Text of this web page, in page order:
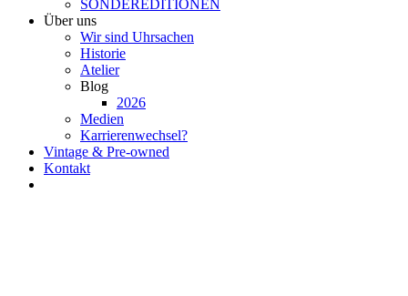
SONDEREDITIONEN
Über uns
Wir sind Uhrsachen
Historie
Atelier
Blog
2026
Medien
Karrierenwechsel?
Vintage & Pre-owned
Kontakt